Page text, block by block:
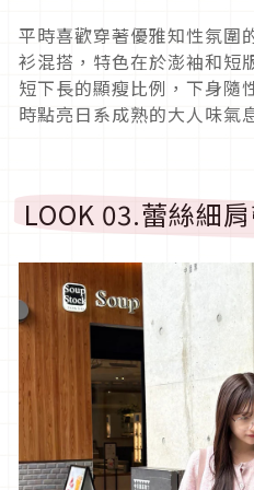
平時喜歡穿著優雅知性氛圍
衫混搭，特色在於澎袖和短
短下長的顯瘦比例，下身隨
時點亮日系成熟的大人味氣
LOOK 03.蕾絲細